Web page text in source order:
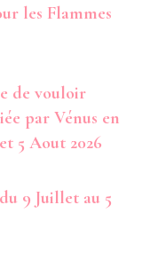
les Flammes
de vouloir
par Vénus en
5 Aout 2026
9 Juillet au 5